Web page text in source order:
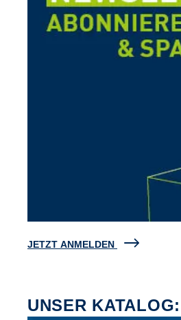
JETZT ANMELDEN
UNSER KATALOG: